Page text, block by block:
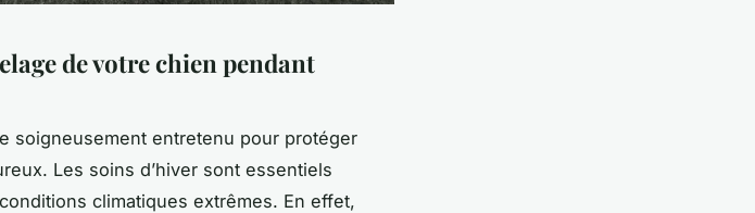
de votre chien pendant
soigneusement entretenu pour protéger
Les soins d’hiver sont essentiels
climatiques extrêmes. En effet,